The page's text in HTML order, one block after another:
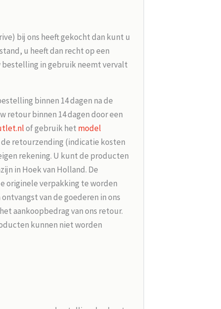
bij ons heeft gekocht dan kunt u
u heeft dan recht op een
bestelling in gebruik neemt vervalt
binnen 14 dagen na de
retour binnen 14 dagen door een
of gebruik het model
de retourzending (indicatie kosten
rekening. U kunt de producten
in Hoek van Holland. De
originele verpakking te worden
van de goederen in ons
aankoopbedrag van ons retour.
kunnen niet worden